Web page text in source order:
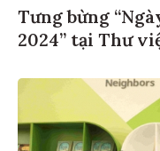
Tưng bừng
2024” tại Thư